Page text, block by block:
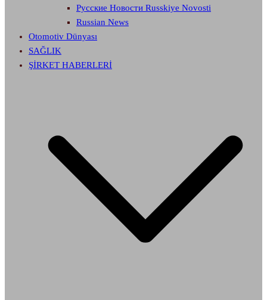
Русские Новости Russkiye Novosti
Russian News
Otomotiv Dünyası
SAĞLIK
ŞİRKET HABERLERİ